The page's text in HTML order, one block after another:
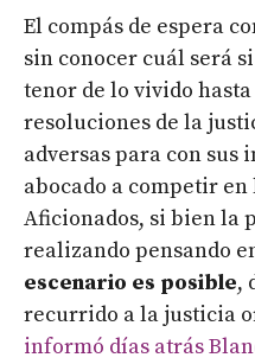
El compás de espera
sin conocer cuál será
tenor de lo vivido
resoluciones de la
adversas para con sus
abocado a competir en
Aficionados, si bien la
realizando pensando
escenario es posible,
recurrido a la justicia
informó días atrás